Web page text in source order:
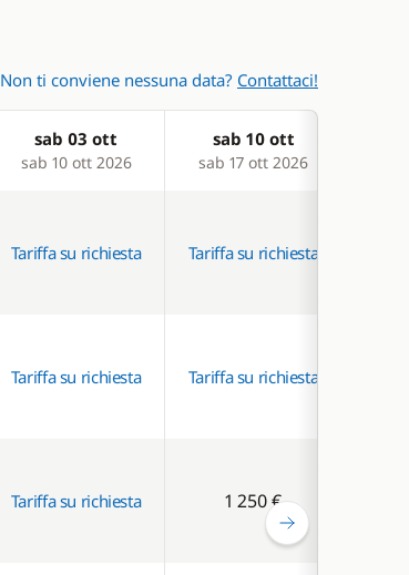
Non ti conviene nessuna data? Contattaci!
sab 03 ott
sab 10 ott 2026
sab 10 ott
sab 17 ott 2026
Tariffa su richiesta Tariffa su richiesta
Tariffa su richiesta Tariffa su richiesta
Tariffa su richiesta 1 250 €